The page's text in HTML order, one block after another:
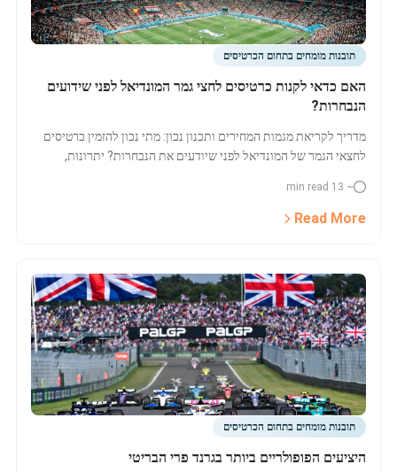
תובנות מומחים בתחום הכרטיסים
האם כדאי לקנות כרטיסים לחצי גמר המונדיאל לפני שידועים
הנבחרות?
מדריך לקריאת מגמות המחירים ותכנון נכון: מתי נכון להזמין כרטיסים
לחצאי הגמר של המונדיאל לפני שיודעים את הנבחרות? יתרונות,
~ 13 min read
Read More
תובנות מומחים בתחום הכרטיסים
היציעים הפופולריים ביותר בגרנד פרי הבריטי